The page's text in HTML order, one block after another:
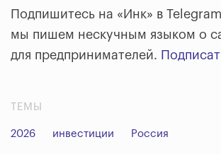
Подпишитесь на «Инк» в
мы пишем нескучным языком о
для предпринимателей.
ТЕМЫ
2026 инвестиции Россия